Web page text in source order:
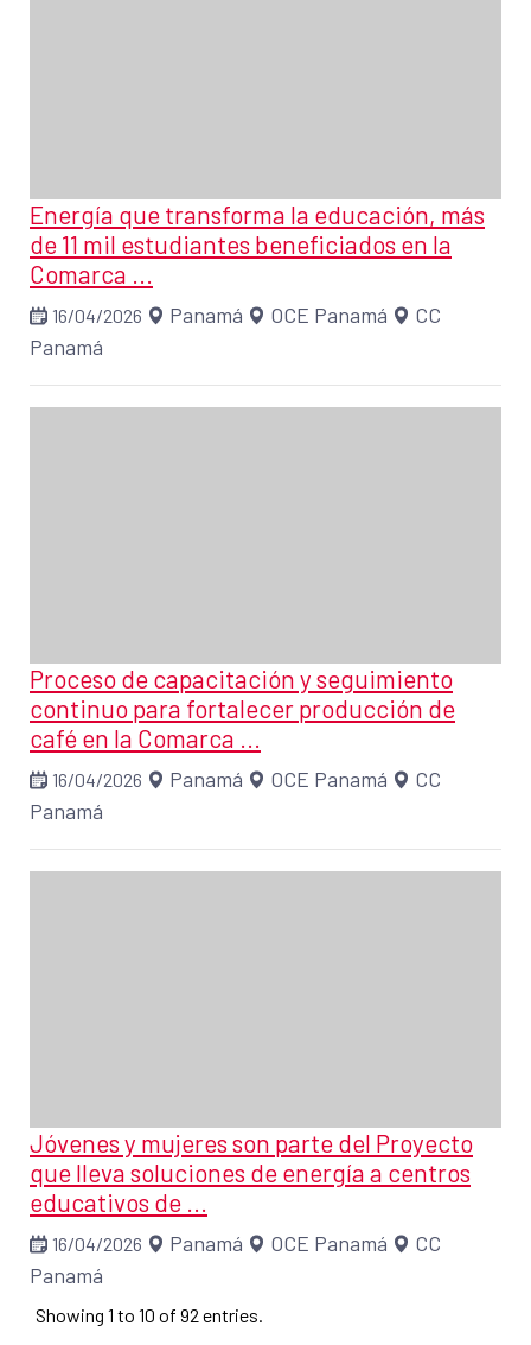
Energía que transforma la educación, más
de 11 mil estudiantes beneficiados en la
Comarca ...
16/04/2026 Panamá OCE Panamá
CC
Panamá
Proceso de capacitación y seguimiento
continuo para fortalecer producción de
café en la Comarca ...
16/04/2026 Panamá OCE Panamá
CC
Panamá
Jóvenes y mujeres son parte del Proyecto
que lleva soluciones de energía a centros
educativos de ...
16/04/2026 Panamá OCE Panamá
CC
Panamá
Showing 1 to 10 of 92 entries.